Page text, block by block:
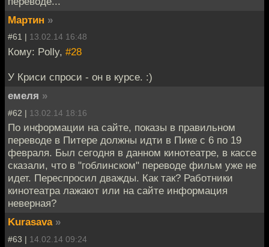
Мартин »
#61 | 13.02.14 16:48
Кому: Polly, #28
У Криси спроси - он в курсе. :)
емеля »
#62 | 13.02.14 18:16
По информации на сайте, показы в правильном
переводе в Питере должны идти в Пике с 6 по 19
февраля. Был сегодня в данном кинотеатре, в кассе
сказали, что в "гоблинском" переводе фильм уже не
идет. Переспросил дважды. Как так? Работники
кинотеатра лажают или на сайте информация
неверная?
Kurasava »
#63 | 14.02.14 09:24